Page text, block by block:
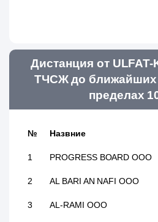
Дистанция от ULFAT-
ТЧСЖ до ближайших
пределах
№ Назвние
1 PROGRESS BOARD ООО
2 AL BARI AN NAFI ООО
3 AL-RAMI ООО